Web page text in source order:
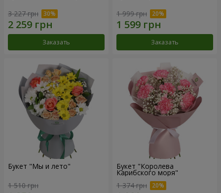
3 227 грн
Заказать
1 999 грн
Заказать
Букет "Мы и лето"
1 510 грн
Букет "Королева
Карибского моря"
1 374 грн